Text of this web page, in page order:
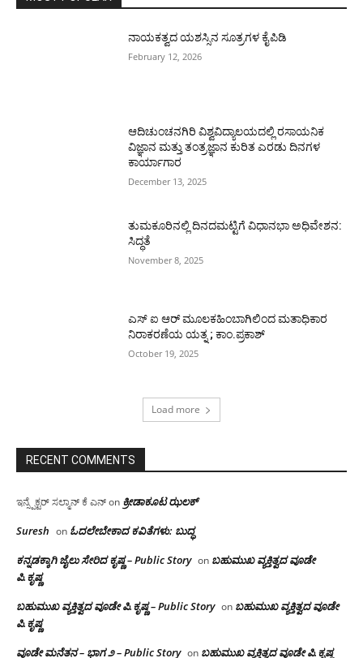
ನಾಯಕತ್ವದ ಯಶಸ್ಸಿನ ಸೂತ್ರಗಳ ಕೈಪಿಡಿ
February 12, 2026
ಆದಿಚುಂಚನಗಿರಿ ವಿಶ್ವವಿದ್ಯಾಲಯದಲ್ಲಿ ರಸಾಯನಿಕ
ವಿಜ್ಞಾನ ಮತ್ತು ತಂತ್ರಜ್ಞಾನ ಕುರಿತ ಎರಡು ದಿನಗಳ
ಕಾರ್ಯಾಗಾರ
December 13, 2025
ತುಮಕೂರಿನಲ್ಲಿ ದಿನದಮಟ್ಟಿಗೆ ವಿಧಾನಭಾ ಅಧಿವೇಶನ:
ಸಿದ್ಧತೆ
November 8, 2025
ಎಸ್ ಐ ಆರ್ ಮೂಲಕಹಿಂಬಾಗಿಲಿಂದ ಮತಾಧಿಕಾರ
ನಿರಾಕರಣೆಯ ಯತ್ನ ; ಕಾಂ.ಪ್ರಕಾಶ್
October 19, 2025
Load more
RECENT COMMENTS
ಇನ್ಸ್ಪೆಕ್ಟರ್ ಸಲ್ಮಾನ್ ಕೆ ಎನ್on ಕ್ರೀಡಾಕೂಟ ಝಲಕ್
Suresh on ಓದಲೇಬೇಕಾದ‌ ಕವಿತೆಗಳು: ಬುದ್ಧ
ಕನ್ನಡಕ್ಕಾಗಿ ಜೈಲು ಸೇರಿದ ಕೃಷ್ಣ – Public Story on ಬಹುಮುಖ ವ್ಯಕ್ತಿತ್ವದ ವೂಡೇ
ಪಿ.ಕೃಷ್ಣ
ಬಹುಮುಖ ವ್ಯಕ್ತಿತ್ವದ ವೂಡೇ ಪಿ.ಕೃಷ್ಣ – Public Story on ಬಹುಮುಖ ವ್ಯಕ್ತಿತ್ವದ ವೂಡೇ
ಪಿ.ಕೃಷ್ಣ
ವೂಡೇ ಮನೆತನ – ಭಾಗ ೨ – Public Story on ಬಹುಮುಖ ವ್ಯಕ್ತಿತ್ವದ ವೂಡೇ ಪಿ.ಕೃಷ್ಣ